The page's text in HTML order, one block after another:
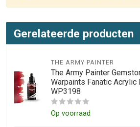
Gerelateerde producten
THE ARMY PAINTER
The Army Painter
Warpaints Fanatic Acrylic
WP3198
Op voorraad